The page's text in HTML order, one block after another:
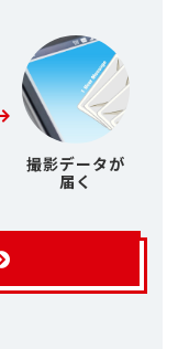
撮影データが
届く